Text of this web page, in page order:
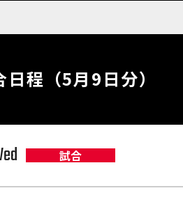
程（5月9日分）
試合